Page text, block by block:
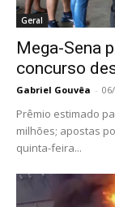
Geral
Mega-Sena
concurso
Gabriel Gouvêa -
Prêmio estimado
milhões; apostas
quinta-feira...